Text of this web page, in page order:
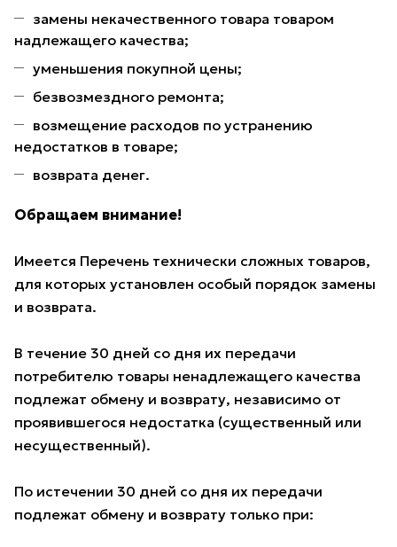
замены некачественного товара товаром
надлежащего качества;
уменьшения покупной цены;
безвозмездного ремонта;
возмещение расходов по устранению
недостатков в товаре;
возврата денег.
Обращаем внимание!
Имеется Перечень технически сложных товаров,
для которых установлен особый порядок замены
и возврата.
В течение 30 дней со дня их передачи
потребителю товары ненадлежащего качества
подлежат обмену и возврату, независимо от
проявившегося недостатка (существенный или
несущественный).
По истечении 30 дней со дня их передачи
подлежат обмену и возврату только при: